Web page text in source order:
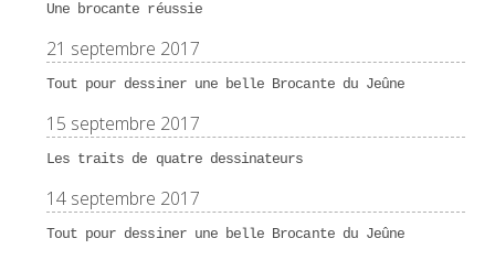
Une brocante réussie
21 septembre 2017
Tout pour dessiner une belle Brocante du Jeûne
15 septembre 2017
Les traits de quatre dessinateurs
14 septembre 2017
Tout pour dessiner une belle Brocante du Jeûne